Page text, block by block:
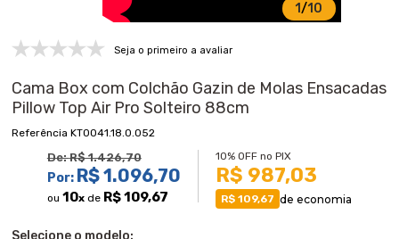
1/10
Seja o primeiro a avaliar
Cama Box com Colchão Gazin de Molas Ensacadas
Pillow Top Air Pro Solteiro 88cm
KT0041.18.0.052
De:R$ 1.426,70
Por: R$ 1.096,70
ou 10xde R$ 109,67
10% OFF no PIX
R$ 987,03
R$ 109,67 de economia
Selecione o modelo: